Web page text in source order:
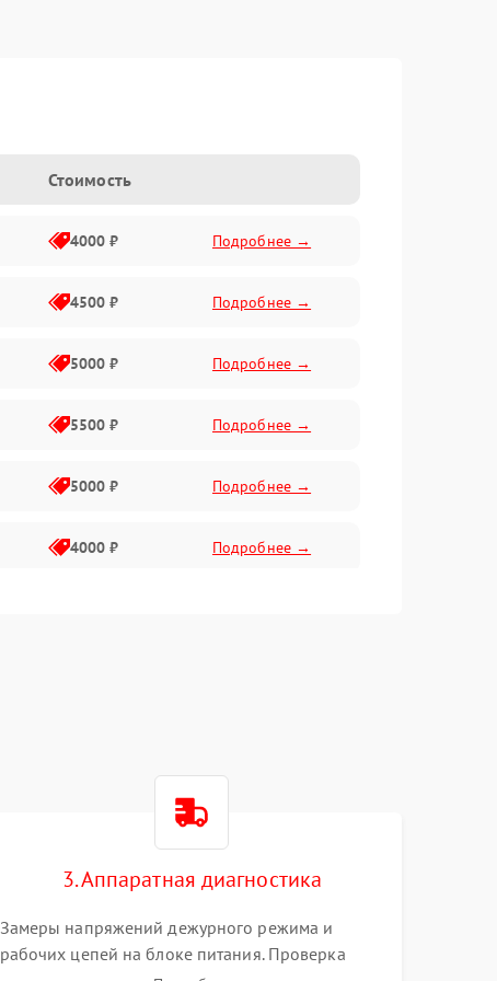
Стоимость
4000 ₽ Подробнее →
4500 ₽ Подробнее →
5000 ₽ Подробнее →
5500 ₽ Подробнее →
5000 ₽ Подробнее →
4000 ₽ Подробнее →
3. Аппаратная диагностика
Замеры напряжений дежурного режима и
рабочих цепей на блоке питания. Проверка